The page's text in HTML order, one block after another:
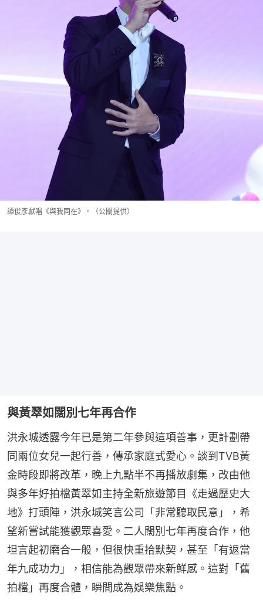
譚俊彥獻唱《與我同在》。（公關提供）
與黃翠如闊別七年再合作
洪永城透露今年已是第二年參與這項善事，更計劃帶
同兩位女兒一起行善，傳承家庭式愛心。談到TVB黃
金時段即將改革，晚上九點半不再播放劇集，改由他
與多年好拍檔黃翠如主持全新旅遊節目《走過歷史大
地》打頭陣，洪永城笑言公司「非常聽取民意」，希
望新嘗試能獲觀眾喜愛。二人闊別七年再度合作，他
坦言起初磨合一般，但很快重拾默契，甚至「有返當
年九成功力」，相信能為觀眾帶來新鮮感。這對「舊
拍檔」再度合體，瞬間成為娛樂焦點。